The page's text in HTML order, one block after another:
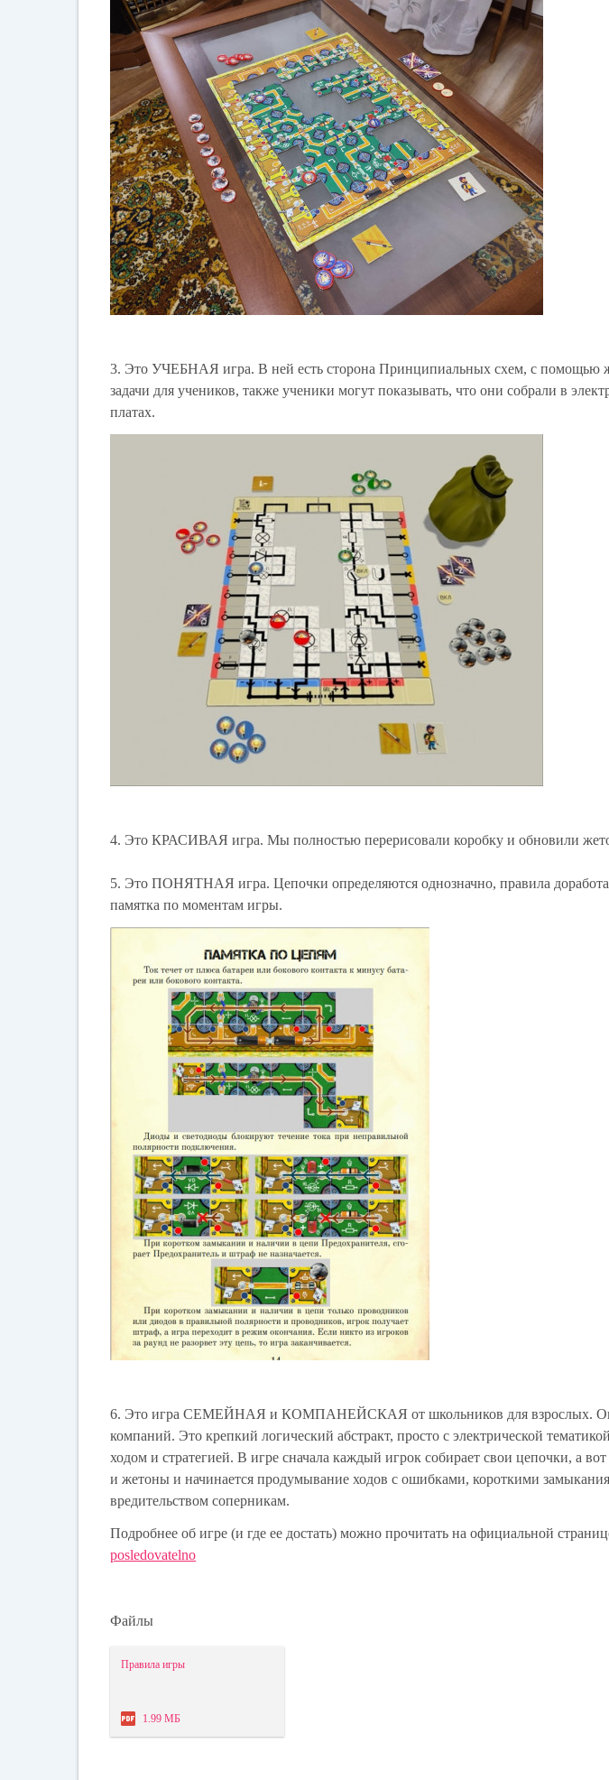
3. Это УЧЕБНАЯ игра. В ней есть сторона Принципиальных схем, с помощью
задачи для учеников, также ученики могут показывать, что они собрали в
платах.
4. Это КРАСИВАЯ игра. Мы полностью перерисовали коробку и обновили
5. Это ПОНЯТНАЯ игра. Цепочки определяются однозначно, правила
памятка по моментам игры.
6. Это игра СЕМЕЙНАЯ и КОМПАНЕЙСКАЯ от школьников для взрослых. Она
компаний. Это крепкий логический абстракт, просто с электрической
ходом и стратегией. В игре сначала каждый игрок собирает свои цепочки, а
и жетоны и начинается продумывание ходов с ошибками, короткими
вредительством соперникам.
Подробнее об игре (и где ее достать) можно прочитать на официальной
posledovatelno
Файлы
Правила игры
1.99 МБ